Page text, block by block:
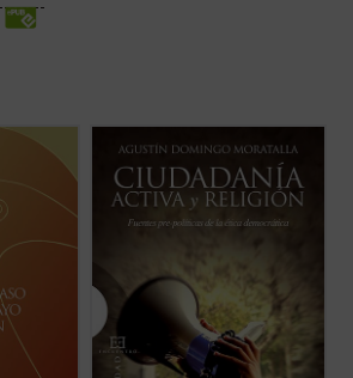
problema
Uno de los problemas más importantes de
papel que desempeñan las religiones en la
esfera pública. Con la pretensión de
superar posiciones confesionalistas o
laicistas, la filosofía moral y ... (ver ficha)